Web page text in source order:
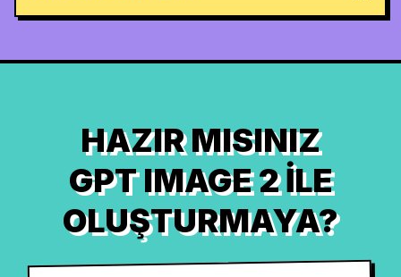
HAZIR MISINIZ
GPT IMAGE 2 ILE
OLUŞTURMAYA?